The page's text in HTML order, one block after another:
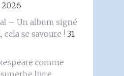
– Un album signé
se savoure ! 31
comme
livre